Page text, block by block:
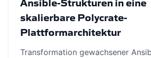
Ansible-Strukturen in eine
skalierbare Polycrate-
Plattformarchitektur
Transformation gewachsener